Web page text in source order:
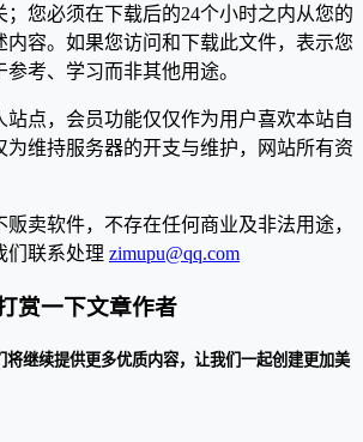
；您必须在下载后的24个小时之内从您的
内容。如果您访问和下载此文件，表示您
考、学习而非其他用途。
站点，会员功能仅仅作为用户喜欢本站自
为维持服务器的开支与维护，网站所有资
卖软件，不存在任何商业及非法用途，
们联系处理 zimupu@qq.com
赏一下文章作者
将继续提供更多优质内容，让我们一起创建更加美